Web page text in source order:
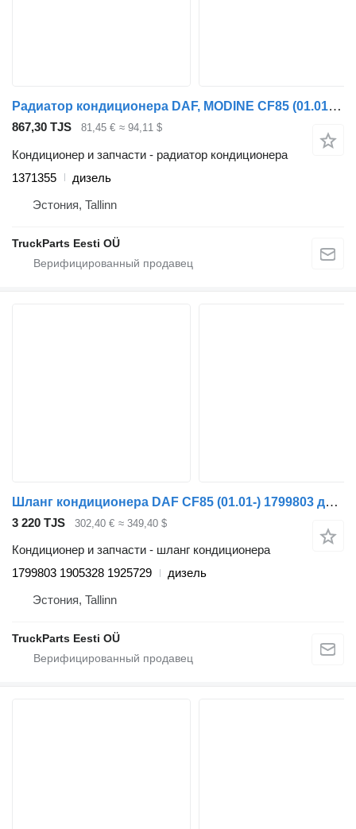
Радиатор кондиционера DAF, MODINE CF85 (01.01-) 1371355 для тягача DAF LF45, LF55, LF180, CF65, CF75, CF85 (2001-)
867,30 TJS 81,45 € ≈ 94,11 $
Кондиционер и запчасти - радиатор кондиционера
1371355
дизель
Эстония, Tallinn
TruckParts Eesti OÜ
Шланг кондиционера DAF CF85 (01.01-) 1799803 для тягача DAF LF45, LF55, LF180, CF65, CF75, CF85 (2001-)
3 220 TJS 302,40 € ≈ 349,40 $
Кондиционер и запчасти - шланг кондиционера
1799803 1905328 1925729
дизель
Эстония, Tallinn
TruckParts Eesti OÜ